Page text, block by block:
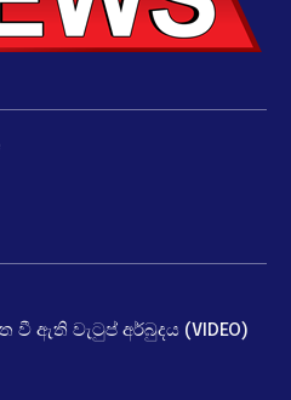
ඇති වැටුප් අර්බුදය (VIDEO)